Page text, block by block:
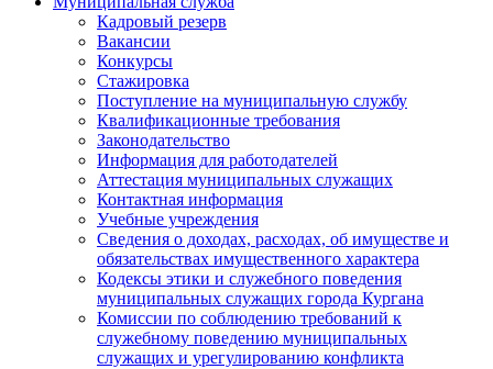
Кадровый резерв
Вакансии
Конкурсы
Стажировка
Поступление на муниципальную службу
Квалификационные требования
Законодательство
Информация для работодателей
Аттестация муниципальных служащих
Контактная информация
Учебные учреждения
Сведения о доходах, расходах, об имуществе и
обязательствах имущественного характера
Кодексы этики и служебного поведения
муниципальных служащих города Кургана
Комиссии по соблюдению требований к
служебному поведению муниципальных
служащих и урегулированию конфликта